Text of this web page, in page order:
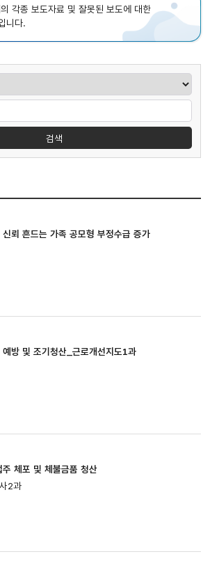
각종 보도자료 및 잘못된 보도에 대한
니다.
검색
뢰 흔드는 가족 공모형 부정수급 증가
방 및 조기청산_근로개선지도1과
체포 및 체불금품 청산
2과